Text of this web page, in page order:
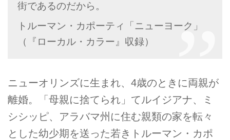
街であるのだから。
トルーマン・カポーティ「ニューヨーク」
（『ローカル・カラー』収録）
ニューオリンズに生まれ、4歳のときに両親が
離婚。「母親に捨てられ」てルイジアナ、ミ
シシッピ、アラバマ州に住む親類の家を転々
とした幼少期を送った若きトルーマン・カポ